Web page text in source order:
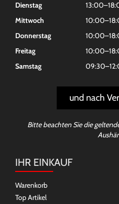
Dienstag
Mittwoch
Donnerstag
Freitag
Samstag
und nach
Bitte beachten Sie die
IHR EINKAUF
Warenkorb
Top Artikel